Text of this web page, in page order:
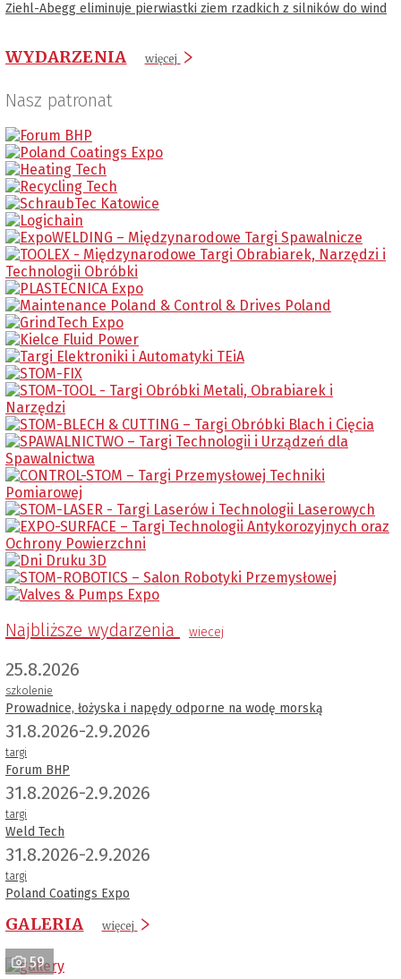
Ziehl-Abegg eliminuje pierwiastki ziem rzadkich z silników do wind
WYDARZENIA więcej
Nasz patronat
Najbliższe wydarzenia wiecej
25.8.2026
szkolenie
Prowadnice, łożyska i napędy odporne na wodę morską
31.8.2026-2.9.2026
targi
Forum BHP
31.8.2026-2.9.2026
targi
Weld Tech
31.8.2026-2.9.2026
targi
Poland Coatings Expo
GALERIA więcej
59